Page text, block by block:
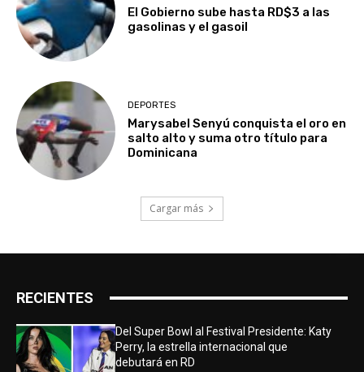
El Gobierno sube hasta RD$3 a las
gasolinas y el gasoil
DEPORTES
Marysabel Senyú conquista el oro en
salto alto y suma otro título para
Dominicana
Cargar más
RECIENTES
Del Super Bowl al Festival Presidente: Katy
Perry, la estrella internacional que
debutará en RD